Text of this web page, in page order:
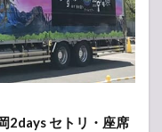
2days セトリ・座席